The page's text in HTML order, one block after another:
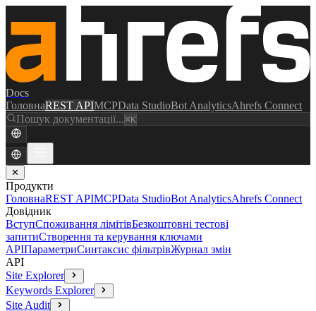
Docs
ГоловнаREST APIMCPData StudioBot AnalyticsAhrefs Connect
Пошук документації...⌘K
✕
Продукти
ГоловнаREST APIMCPData StudioBot AnalyticsAhrefs Connect
Довідник
ВступСпоживання лімітівБезкоштовні тестові
запитиСтворення та керування ключами
APIПараметриСинтаксис фільтрівЖурнал змін
API
Site Explorer
Keywords Explorer
Site Audit